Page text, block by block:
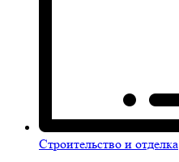
Строительство и отделка